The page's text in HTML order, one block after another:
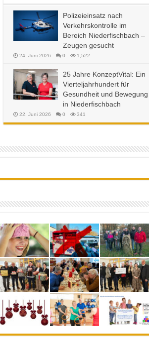
Polizeieinsatz nach
Verkehrskontrolle im
Bereich Niederfischbach –
Zeugen gesucht
24. Juni 2026 0 1,522
25 Jahre KonzeptVital: Ein
Vierteljahrhundert für
Gesundheit und Bewegung
in Niederfischbach
22. Juni 2026 0 341